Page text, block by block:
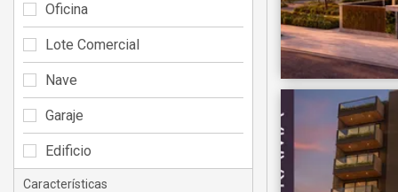
Oficina
Lote Comercial
Nave
Garaje
Edificio
Características